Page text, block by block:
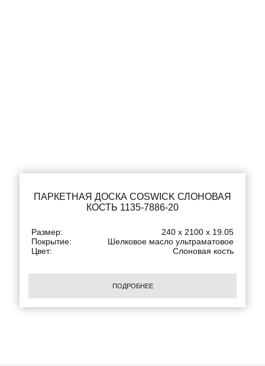
ПАРКЕТНАЯ ДОСКА COSWICK СЛОНОВАЯ
КОСТЬ 1135-7886-20
Размер:
240 x 2100 x 19.05
Покрытие:
Шелковое масло ультраматовое
Цвет:
Слоновая кость
ПОДРОБНЕЕ